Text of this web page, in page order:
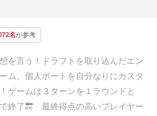
名が参考
を言う！
ドラフトを取り込んだエン
ム。個人ボートを自分なりにカスタ
ゲームは３ターンを１ラウンドと
終了🔚 最終得点の高いプレイヤー